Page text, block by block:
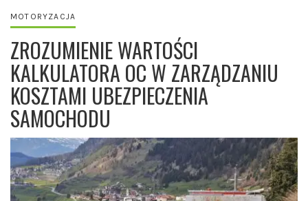
MOTORYZACJA
ZROZUMIENIE WARTOŚCI
KALKULATORA OC W ZARZĄDZANIU
KOSZTAMI UBEZPIECZENIA
SAMOCHODU